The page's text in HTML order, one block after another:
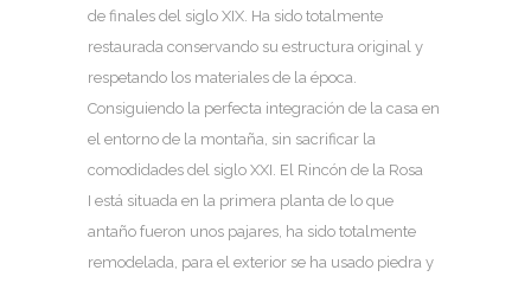
de finales del siglo XIX. Ha sido totalmente
restaurada conservando su estructura original y
respetando los materiales de la época.
Consiguiendo la perfecta integración de la casa en
el entorno de la montaña, sin sacrificar la
comodidades del siglo XXI. El Rincón de la Rosa
I está situada en la primera planta de lo que
antaño fueron unos pajares, ha sido totalmente
remodelada, para el exterior se ha usado piedra y